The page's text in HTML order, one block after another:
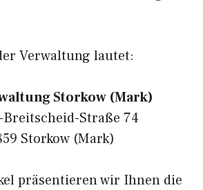
Verwaltung lautet:
Storkow (Mark)
Straße 74
Storkow (Mark)
präsentieren wir Ihnen die